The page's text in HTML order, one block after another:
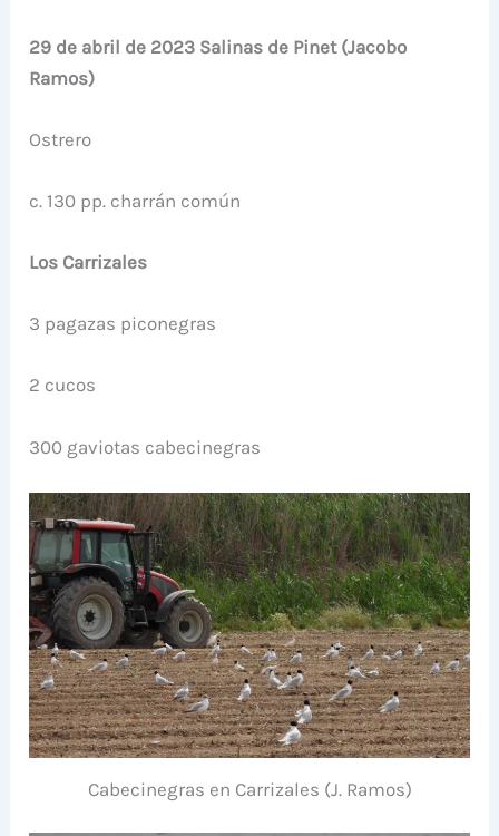
29 de abril de 2023 Salinas de Pinet (Jacobo
Ramos)
Ostrero
c. 130 pp. charrán común
Los Carrizales
3 pagazas piconegras
2 cucos
300 gaviotas cabecinegras
Cabecinegras en Carrizales (J. Ramos)